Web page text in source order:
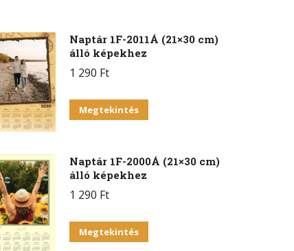
Naptár 1F-2011Á (21×30 cm)
álló képekhez
1 290 Ft
Megtekintés
Naptár 1F-2000Á (21×30 cm)
álló képekhez
1 290 Ft
Megtekintés